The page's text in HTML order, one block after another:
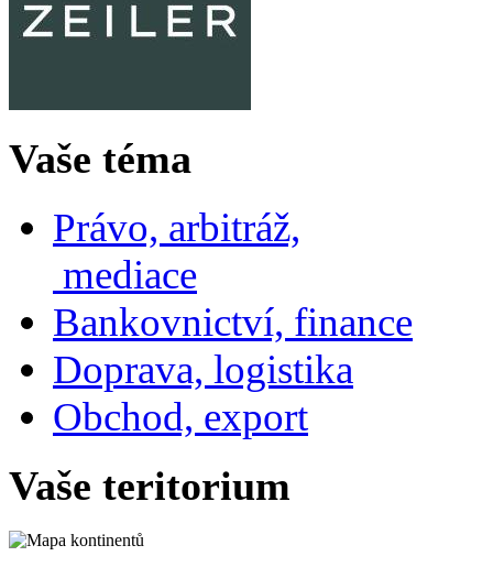
Vaše téma
Právo, arbitráž,
mediace
Bankovnictví, finance
Doprava, logistika
Obchod, export
Vaše teritorium